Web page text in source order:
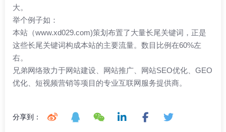
大。
举个例子如：
本站（www.xd029.com)策划布置了大量长尾关键词，正是
这些长尾关键词构成本站的主要流量。数目比例在60%左
右。
兄弟网络致力于网站建设、网站推广、 网站SEO优化 、GEO
优化、短视频营销等项目的专业互联网服务提供商。
分享到：